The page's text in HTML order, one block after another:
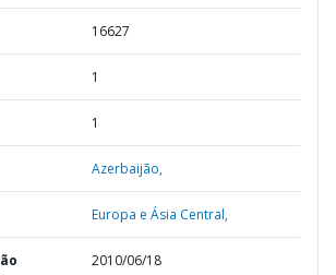
16627
1
1
Azerbaijão,
Europa e Ásia Central,
2010/06/18